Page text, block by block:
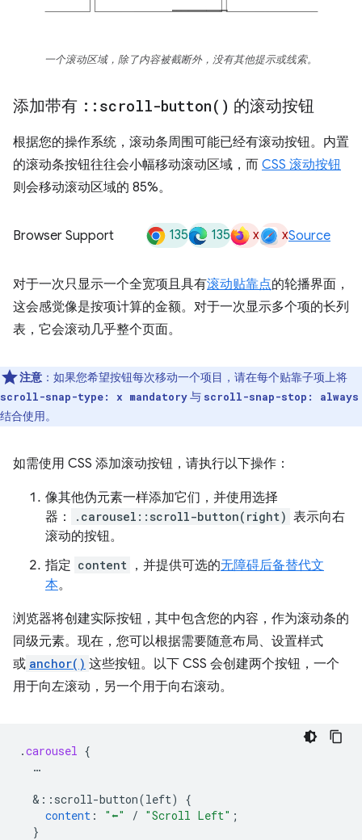
一个滚动区域，除了内容被截断外，没有其他提示或线索。
添加带有 :: scroll-button( ) 的滚动按钮
根据您的操作系统，滚动条周围可能已经有滚动按钮。内置
的滚动条按钮往往会小幅移动滚动区域，而 CSS 滚动按钮
则会移动滚动区域的 85%。
Browser Support 135 135 x xSource
对于一次只显示一个全宽项且具有滚动贴靠点的轮播界面，
这会感觉像是按项计算的金额。对于一次显示多个项的长列
表，它会滚动几乎整个页面。
注意 ：如果您希望按钮每次移动一个项目，请在每个贴靠子项上将
scroll-snap-type: x mandatory与 scroll-snap-stop: always
结合使用。
如需使用 CSS 添加滚动按钮，请执行以下操作：
像其他伪元素一样添加它们，并使用选择
器：
.carousel::scroll-button(right) 表示向右
滚动的按钮。
指定 content ，并提供可选的无障碍后备替代文
本。
浏览器将创建实际按钮，其中包含您的内容，作为滚动条的
同级元素。现在，您可以根据需要随意布局、设置样式
或 anchor() 这些按钮。以下 CSS 会创建两个按钮，一个
用于向左滚动，另一个用于向右滚动。
.carousel {
…
& ::scroll-button(left)
{
content : "⬅" / "Scroll Left" ;
}